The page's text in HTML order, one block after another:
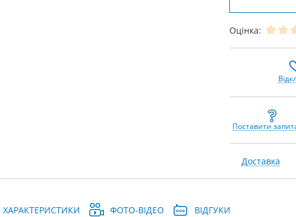
Оцінка:
Поставити
Доставка
ХАРАКТЕРИСТИКИ ФОТО-ВІДЕО ВІДГУКИ